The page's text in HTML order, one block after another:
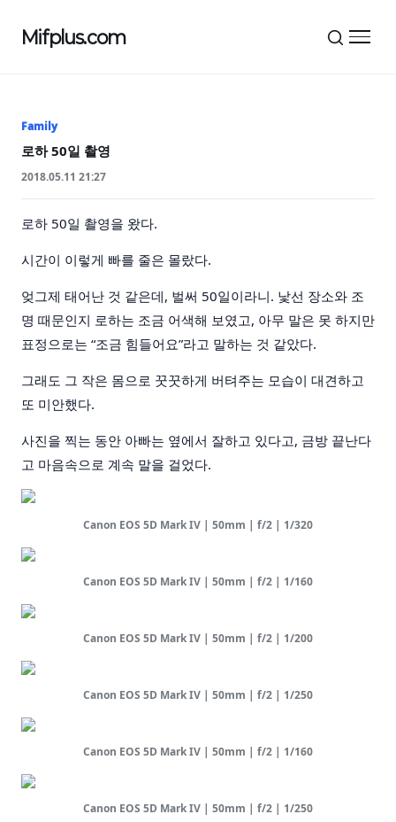
Mifplus.com
Family
로하 50일 촬영
2018.05.11 21:27
로하 50일 촬영을 왔다.
시간이 이렇게 빠를 줄은 몰랐다.
엊그제 태어난 것 같은데, 벌써 50일이라니. 낯선 장소와 조
명 때문인지 로하는 조금 어색해 보였고, 아무 말은 못 하지만
표정으로는 “조금 힘들어요”라고 말하는 것 같았다.
그래도 그 작은 몸으로 꿋꿋하게 버텨주는 모습이 대견하고
또 미안했다.
사진을 찍는 동안 아빠는 옆에서 잘하고 있다고, 금방 끝난다
고 마음속으로 계속 말을 걸었다.
Canon EOS 5D Mark IV | 50mm | f/2 | 1/320
Canon EOS 5D Mark IV | 50mm | f/2 | 1/160
Canon EOS 5D Mark IV | 50mm | f/2 | 1/200
Canon EOS 5D Mark IV | 50mm | f/2 | 1/250
Canon EOS 5D Mark IV | 50mm | f/2 | 1/160
Canon EOS 5D Mark IV | 50mm | f/2 | 1/250